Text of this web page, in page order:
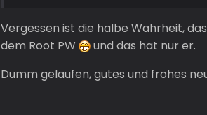
Vergessen ist die halbe Wahrheit,
dem Root PW
und das hat nur er.
Dumm gelaufen, gutes und frohes